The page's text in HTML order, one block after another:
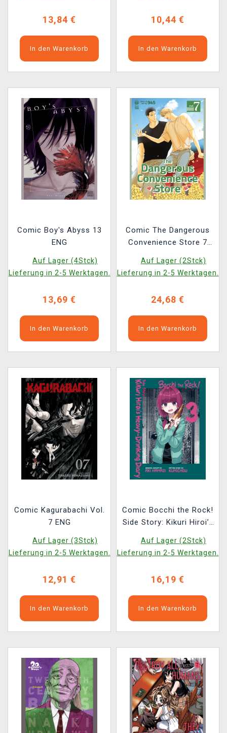
13,84 €
In den Warenkorb
10,44 €
In den Warenkorb
Comic Boy's Abyss 13
ENG
Auf Lager (4Stck)
Lieferung in 2-5 Werktagen.
13,69 €
In den Warenkorb
Comic The Dangerous
Convenience Store 7
Auf Lager (2Stck)
Lieferung in 2-5 Werktagen.
24,68 €
In den Warenkorb
Comic Kagurabachi Vol.
7 ENG
Auf Lager (3Stck)
Lieferung in 2-5 Werktagen.
12,91 €
In den Warenkorb
Comic Bocchi the Rock!
Side Story: Kikuri Hiroi’s
ENG
Auf Lager (2Stck)
Lieferung in 2-5 Werktagen.
16,19 €
In den Warenkorb